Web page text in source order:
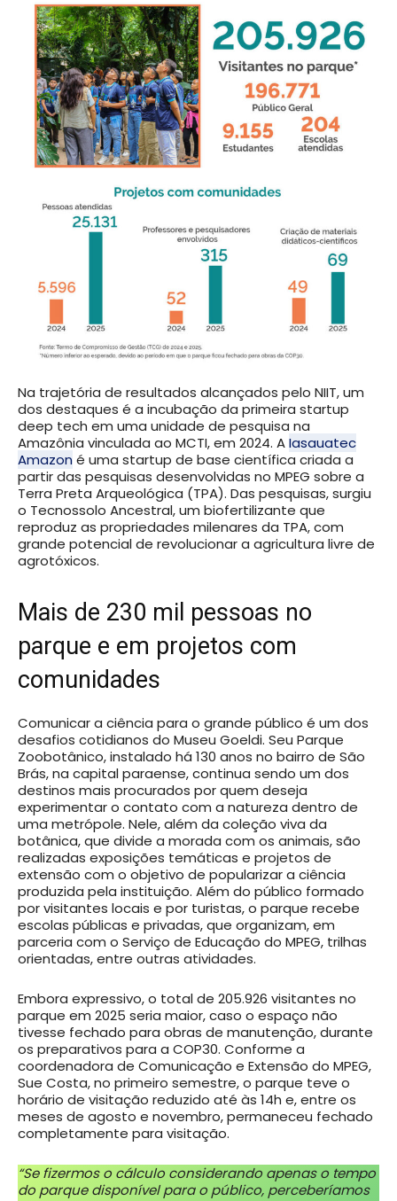
Na trajetória de resultados alcançados pelo NIIT, um
dos destaques é a incubação da primeira startup
deep tech em uma unidade de pesquisa na
Amazônia vinculada ao MCTI, em 2024. AIasauatec
Amazon é uma startup de base científica criada a
partir das pesquisas desenvolvidas no MPEG sobre a
Terra Preta Arqueológica (TPA). Das pesquisas, surgiu
o Tecnossolo Ancestral, um biofertilizante que
reproduz as propriedades milenares da TPA, com
grande potencial de revolucionar a agricultura livre de
agrotóxicos.
Mais de 230 mil pessoas no
parque e em projetos com
comunidades
Comunicar a ciência para o grande público é um dos
desafios cotidianos do Museu Goeldi. Seu Parque
Zoobotânico, instalado há 130 anos no bairro de São
Brás, na capital paraense, continua sendo um dos
destinos mais procurados por quem deseja
experimentar o contato com a natureza dentro de
uma metrópole. Nele, além da coleção viva da
botânica, que divide a morada com os animais, são
realizadas exposições temáticas e projetos de
extensão com o objetivo de popularizar a ciência
produzida pela instituição. Além do público formado
por visitantes locais e por turistas, o parque recebe
escolas públicas e privadas, que organizam, em
parceria com o Serviço de Educação do MPEG, trilhas
orientadas, entre outras atividades.
Embora expressivo, o total de 205.926 visitantes no
parque em 2025 seria maior, caso o espaço não
tivesse fechado para obras de manutenção, durante
os preparativos para a COP30. Conforme a
coordenadora de Comunicação e Extensão do MPEG,
Sue Costa, no primeiro semestre, o parque teve o
horário de visitação reduzido até às 14h e, entre os
meses de agosto e novembro, permaneceu fechado
completamente para visitação.
“Se fizermos o cálculo considerando apenas o tempo
do parque disponível para o público, perceberíamos